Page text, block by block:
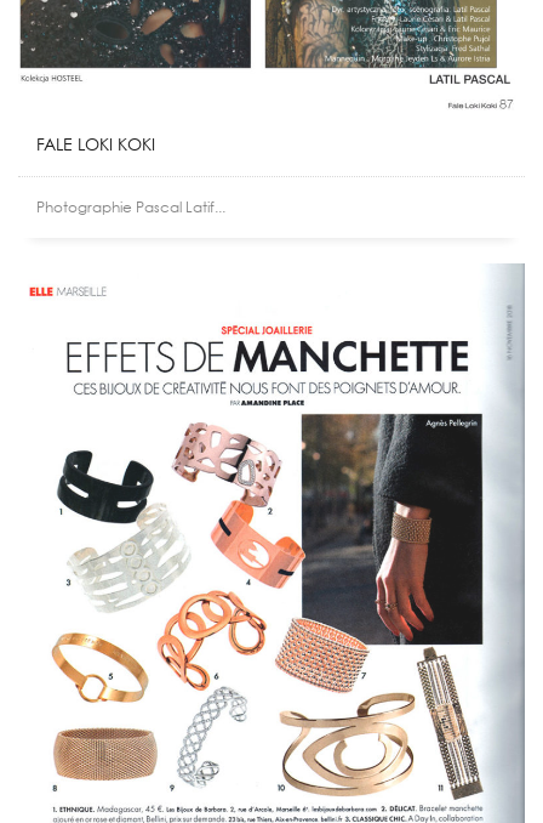
FALE LOKI KOKI
Photographie Pascal Latif...